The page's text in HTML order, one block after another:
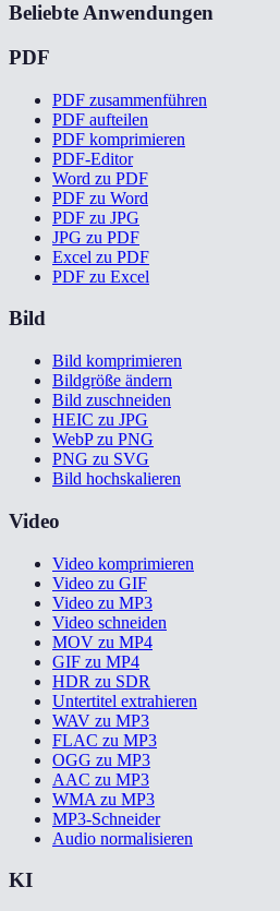
Beliebte Anwendungen
PDF
PDF zusammenführen
PDF aufteilen
PDF komprimieren
PDF-Editor
Word zu PDF
PDF zu Word
PDF zu JPG
JPG zu PDF
Excel zu PDF
PDF zu Excel
Bild
Bild komprimieren
Bildgröße ändern
Bild zuschneiden
HEIC zu JPG
WebP zu PNG
PNG zu SVG
Bild hochskalieren
Video
Video komprimieren
Video zu GIF
Video zu MP3
Video schneiden
MOV zu MP4
GIF zu MP4
HDR zu SDR
Untertitel extrahieren
WAV zu MP3
FLAC zu MP3
OGG zu MP3
AAC zu MP3
WMA zu MP3
MP3-Schneider
Audio normalisieren
KI